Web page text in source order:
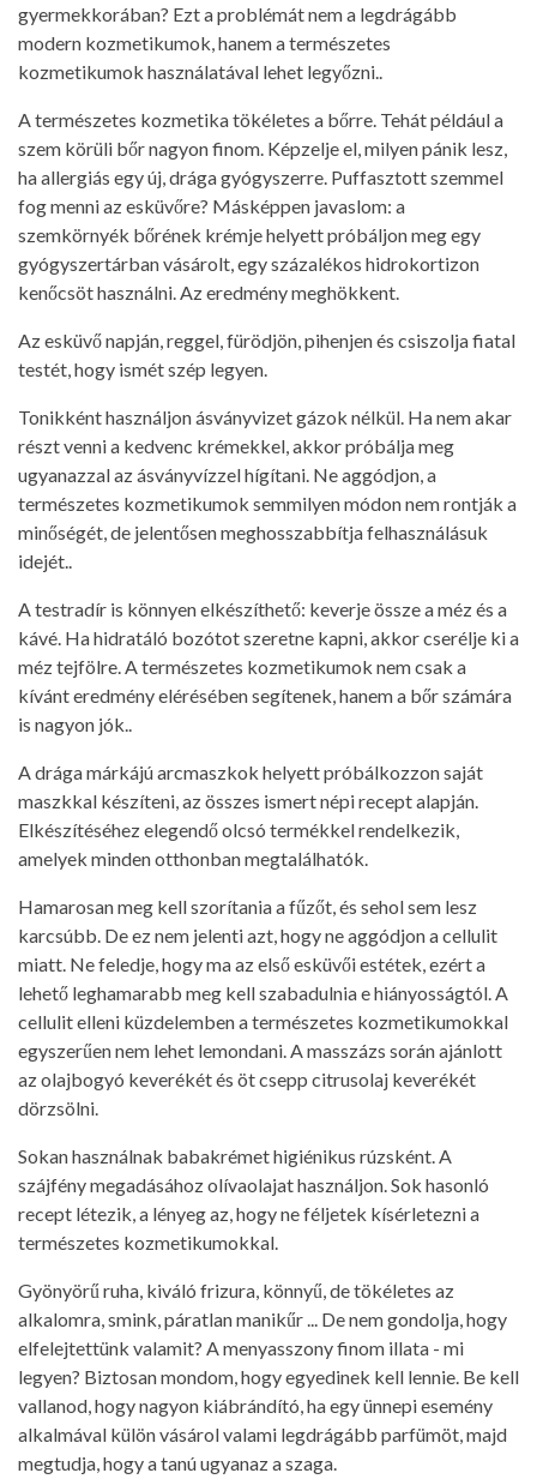
gyermekkorában? Ezt a problémát nem a legdrágább
modern kozmetikumok, hanem a természetes
kozmetikumok használatával lehet legyőzni..
A természetes kozmetika tökéletes a bőrre. Tehát például a
szem körüli bőr nagyon finom. Képzelje el, milyen pánik lesz,
ha allergiás egy új, drága gyógyszerre. Puffasztott szemmel
fog menni az esküvőre? Másképpen javaslom: a
szemkörnyék bőrének krémje helyett próbáljon meg egy
gyógyszertárban vásárolt, egy százalékos hidrokortizon
kenőcsöt használni. Az eredmény meghökkent.
Az esküvő napján, reggel, fürödjön, pihenjen és csiszolja fiatal
testét, hogy ismét szép legyen.
Tonikként használjon ásványvizet gázok nélkül. Ha nem akar
részt venni a kedvenc krémekkel, akkor próbálja meg
ugyanazzal az ásványvízzel hígítani. Ne aggódjon, a
természetes kozmetikumok semmilyen módon nem rontják a
minőségét, de jelentősen meghosszabbítja felhasználásuk
idejét..
A testradír is könnyen elkészíthető: keverje össze a méz és a
kávé. Ha hidratáló bozótot szeretne kapni, akkor cserélje ki a
méz tejfölre. A természetes kozmetikumok nem csak a
kívánt eredmény elérésében segítenek, hanem a bőr számára
is nagyon jók..
A drága márkájú arcmaszkok helyett próbálkozzon saját
maszkkal készíteni, az összes ismert népi recept alapján.
Elkészítéséhez elegendő olcsó termékkel rendelkezik,
amelyek minden otthonban megtalálhatók.
Hamarosan meg kell szorítania a fűzőt, és sehol sem lesz
karcsúbb. De ez nem jelenti azt, hogy ne aggódjon a cellulit
miatt. Ne feledje, hogy ma az első esküvői estétek, ezért a
lehető leghamarabb meg kell szabadulnia e hiányosságtól. A
cellulit elleni küzdelemben a természetes kozmetikumokkal
egyszerűen nem lehet lemondani. A masszázs során ajánlott
az olajbogyó keverékét és öt csepp citrusolaj keverékét
dörzsölni.
Sokan használnak babakrémet higiénikus rúzsként. A
szájfény megadásához olívaolajat használjon. Sok hasonló
recept létezik, a lényeg az, hogy ne féljetek kísérletezni a
természetes kozmetikumokkal.
Gyönyörű ruha, kiváló frizura, könnyű, de tökéletes az
alkalomra, smink, páratlan manikűr ... De nem gondolja, hogy
elfelejtettünk valamit? A menyasszony finom illata - mi
legyen? Biztosan mondom, hogy egyedinek kell lennie. Be kell
vallanod, hogy nagyon kiábrándító, ha egy ünnepi esemény
alkalmával külön vásárol valami legdrágább parfümöt, majd
megtudja, hogy a tanú ugyanaz a szaga.